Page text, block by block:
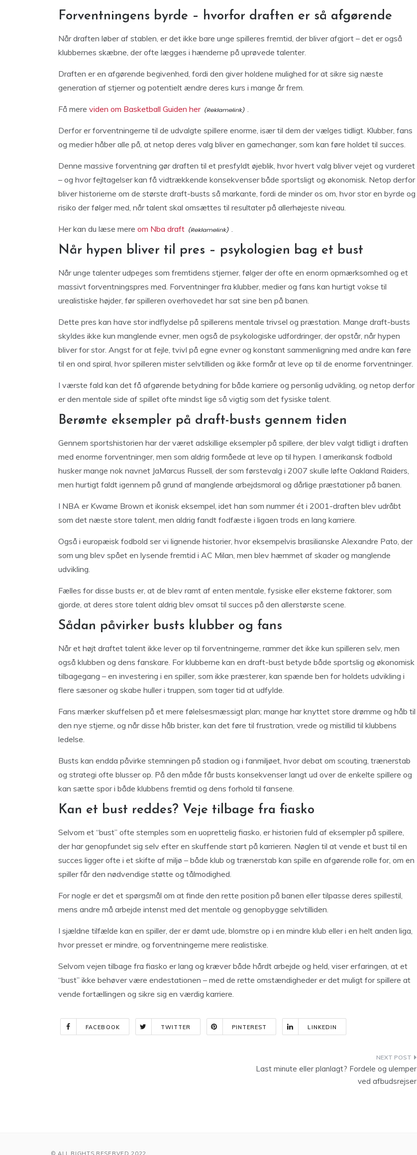
Forventningens byrde – hvorfor draften er så afgørende
Når draften løber af stablen, er det ikke bare unge spilleres fremtid, der bliver afgjort – det er også
klubbernes skæbne, der ofte lægges i hænderne på uprøvede talenter.
Draften er en afgørende begivenhed, fordi den giver holdene mulighed for at sikre sig næste
generation af stjerner og potentielt ændre deres kurs i mange år frem.
Få mere viden om Basketball Guiden her .
Derfor er forventningerne til de udvalgte spillere enorme, især til dem der vælges tidligt. Klubber, fans
og medier håber alle på, at netop deres valg bliver en gamechanger, som kan føre holdet til succes.
Denne massive forventning gør draften til et presfyldt øjeblik, hvor hvert valg bliver vejet og vurderet
– og hvor fejltagelser kan få vidtrækkende konsekvenser både sportsligt og økonomisk. Netop derfor
bliver historierne om de største draft-busts så markante, fordi de minder os om, hvor stor en byrde og
risiko der følger med, når talent skal omsættes til resultater på allerhøjeste niveau.
Her kan du læse mere om Nba draft .
Når hypen bliver til pres – psykologien bag et bust
Når unge talenter udpeges som fremtidens stjerner, følger der ofte en enorm opmærksomhed og et
massivt forventningspres med. Forventninger fra klubber, medier og fans kan hurtigt vokse til
urealistiske højder, før spilleren overhovedet har sat sine ben på banen.
Dette pres kan have stor indflydelse på spillerens mentale trivsel og præstation. Mange draft-busts
skyldes ikke kun manglende evner, men også de psykologiske udfordringer, der opstår, når hypen
bliver for stor. Angst for at fejle, tvivl på egne evner og konstant sammenligning med andre kan føre
til en ond spiral, hvor spilleren mister selvtilliden og ikke formår at leve op til de enorme forventninger.
I værste fald kan det få afgørende betydning for både karriere og personlig udvikling, og netop derfor
er den mentale side af spillet ofte mindst lige så vigtig som det fysiske talent.
Berømte eksempler på draft-busts gennem tiden
Gennem sportshistorien har der været adskillige eksempler på spillere, der blev valgt tidligt i draften
med enorme forventninger, men som aldrig formåede at leve op til hypen. I amerikansk fodbold
husker mange nok navnet JaMarcus Russell, der som førstevalg i 2007 skulle løfte Oakland Raiders,
men hurtigt faldt igennem på grund af manglende arbejdsmoral og dårlige præstationer på banen.
I NBA er Kwame Brown et ikonisk eksempel, idet han som nummer ét i 2001-draften blev udråbt
som det næste store talent, men aldrig fandt fodfæste i ligaen trods en lang karriere.
Også i europæisk fodbold ser vi lignende historier, hvor eksempelvis brasilianske Alexandre Pato, der
som ung blev spået en lysende fremtid i AC Milan, men blev hæmmet af skader og manglende
udvikling.
Fælles for disse busts er, at de blev ramt af enten mentale, fysiske eller eksterne faktorer, som
gjorde, at deres store talent aldrig blev omsat til succes på den allerstørste scene.
Sådan påvirker busts klubber og fans
Når et højt draftet talent ikke lever op til forventningerne, rammer det ikke kun spilleren selv, men
også klubben og dens fanskare. For klubberne kan en draft-bust betyde både sportslig og økonomisk
tilbagegang – en investering i en spiller, som ikke præsterer, kan spænde ben for holdets udvikling i
flere sæsoner og skabe huller i truppen, som tager tid at udfylde.
Fans mærker skuffelsen på et mere følelsesmæssigt plan; mange har knyttet store drømme og håb til
den nye stjerne, og når disse håb brister, kan det føre til frustration, vrede og mistillid til klubbens
ledelse.
Busts kan endda påvirke stemningen på stadion og i fanmiljøet, hvor debat om scouting, trænerstab
og strategi ofte blusser op. På den måde får busts konsekvenser langt ud over de enkelte spillere og
kan sætte spor i både klubbens fremtid og dens forhold til fansene.
Kan et bust reddes? Veje tilbage fra fiasko
Selvom et “bust” ofte stemples som en uoprettelig fiasko, er historien fuld af eksempler på spillere,
der har genopfundet sig selv efter en skuffende start på karrieren. Nøglen til at vende et bust til en
succes ligger ofte i et skifte af miljø – både klub og trænerstab kan spille en afgørende rolle for, om en
spiller får den nødvendige støtte og tålmodighed.
For nogle er det et spørgsmål om at finde den rette position på banen eller tilpasse deres spillestil,
mens andre må arbejde intenst med det mentale og genopbygge selvtilliden.
I sjældne tilfælde kan en spiller, der er dømt ude, blomstre op i en mindre klub eller i en helt anden liga,
hvor presset er mindre, og forventningerne mere realistiske.
Selvom vejen tilbage fra fiasko er lang og kræver både hårdt arbejde og held, viser erfaringen, at et
“bust” ikke behøver være endestationen – med de rette omstændigheder er det muligt for spillere at
vende fortællingen og sikre sig en værdig karriere.
FACEBOOK TWITTER PINTEREST LINKEDIN
Last minute eller planlagt? Fordele og ulemper
ved afbudsrejser
© ALL RIGHTS RESERVED 2022